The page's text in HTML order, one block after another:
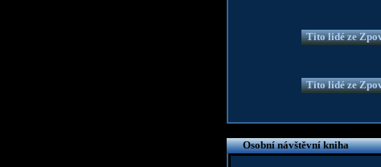
Tito lidé ze
Tito lidé ze
Osobní návštěvní kniha